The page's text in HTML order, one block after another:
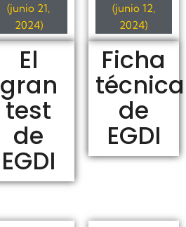
(junio 21,
2024)
El
gran
test
de
EGDI
(junio 12,
2024)
Ficha
técnica
de
EGDI